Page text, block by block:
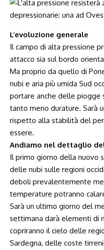
L’evoluzione generale
Il campo di alta pressione
attacco sia sul bordo
Ma proprio da quello di
nubi e aria più umida Sud
portare anche delle piogge
tanto meno durature. Sarà
rispetto alla stabilità del
essere.
Andiamo nel dettaglio
Il primo giorno della nuovo
delle nubi sulle regioni
deboli prevalentemente
temperature potranno
Sarà un ultimo giorno del
settimana darà elementi di
copriranno il cielo delle
Sardegna, delle coste